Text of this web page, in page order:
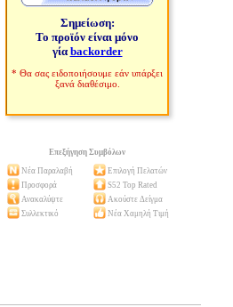
Σημείωση:
Το προϊόν είναι μόνο
γία backorder
* Θα σας ειδοποιήσουμε εάν υπάρξει
ξανά διαθέσιμο.
Επεξήγηση Συμβόλων
Νέα Παραλαβή
Επιλογή Πελατών
Προσφορά
S52 Top Rated
Ανακαλύψτε
Ακούστε Δείγμα
Συλλεκτικό
Νέα Χαμηλή Τιμή